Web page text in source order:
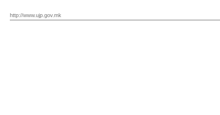
http://www.ujp.gov.mk